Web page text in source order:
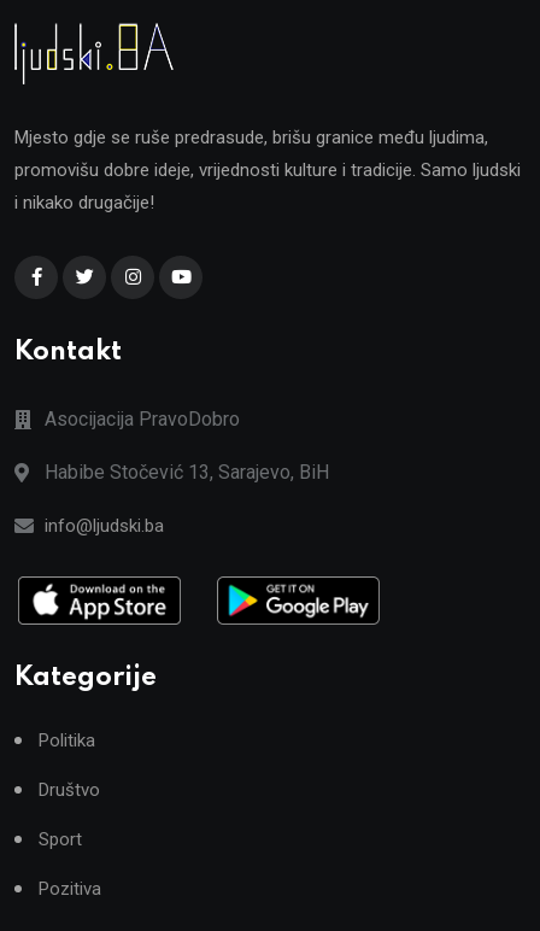
Mjesto gdje se ruše predrasude, brišu granice među ljudima,
promovišu dobre ideje, vrijednosti kulture i tradicije. Samo ljudski
i nikako drugačije!
Kontakt
Asocijacija PravoDobro
Habibe Stočević 13, Sarajevo, BiH
info@ljudski.ba
Kategorije
Politika
Društvo
Sport
Pozitiva